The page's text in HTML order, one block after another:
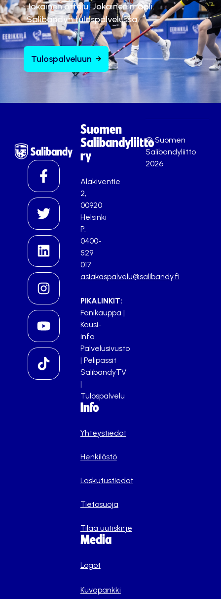
Jokainen ottelu. Jokainen maali.
Salibandyn tulospalvelussa.
Tulospalveluun
Suomen
Salibandyliitto
ry
Alakiventie
2,
00920
Helsinki
P.
0400-
529
017
asiakaspalvelu@salibandy.fi
PIKALINKIT:
Fanikauppa |
Kausi-
info
Palvelusivusto
| Pelipassit
SalibandyTV
|
Tulospalvelu
Info
Yhteystiedot
Henkilöstö
Laskutustiedot
Tietosuoja
Tilaa uutiskirje
Media
Logot
Kuvapankki
© Suomen
Salibandyliitto
2026